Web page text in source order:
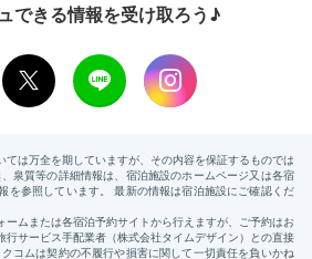
できる情報を受け取ろう♪